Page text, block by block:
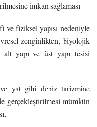
imkan sağlaması,
ve fiziksel yapısı nedeniyle
zenginlikten, biyolojik
alt yapı ve üst yapı tesisi
yat gibi deniz turizmine
gerçekleştirilmesi mümkün